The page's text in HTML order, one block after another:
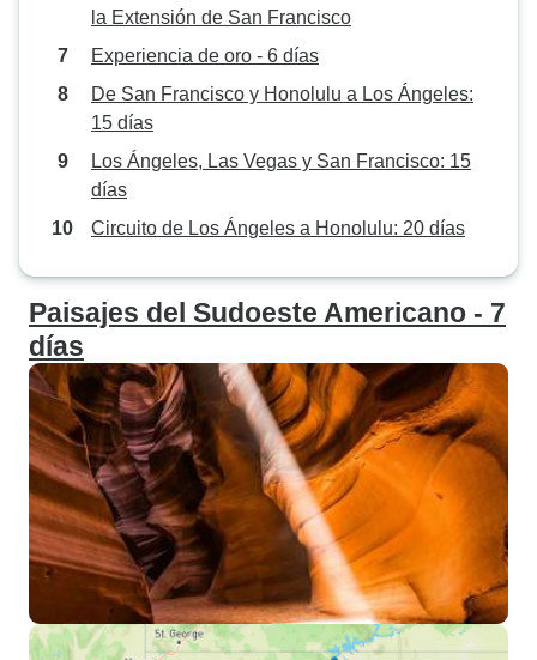
la Extensión de San Francisco
Experiencia de oro - 6 días
De San Francisco y Honolulu a Los Ángeles:
15 días
Los Ángeles, Las Vegas y San Francisco: 15
días
Circuito de Los Ángeles a Honolulu: 20 días
Paisajes del Sudoeste Americano - 7
días